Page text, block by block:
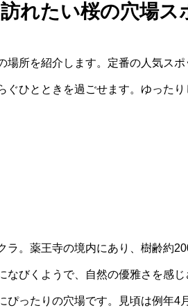
れたい桜の穴場ス
場所を紹介します。定番の人気ス
ぐひとときを過ごせます。ゆった
。薬王寺の境内にあり、樹齢約
なびくようで、自然の優雅さを感
ったりの穴場です。見頃は例年4